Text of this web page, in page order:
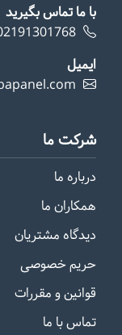
با ما تماس بگیرید
ایمیل
شرکت ما
درباره ما
همکاران ما
دیدگاه مشتریان
حریم خصوصی
قوانین و مقررات
تماس با ما